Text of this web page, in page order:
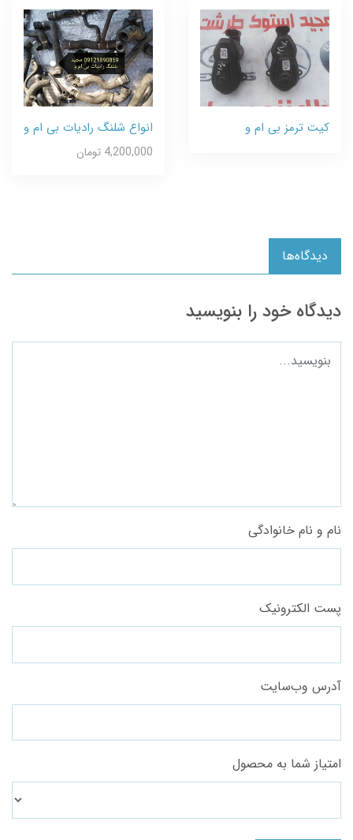
کیت ترمز بی ام و انواع شلنگ رادیات بی ام و
4,200,000 تومان
دیدگاه‌ها
دیدگاه خود را بنویسید
نام و نام خانوادگی
پست الکترونیک
آدرس وب‌سایت
امتیاز شما به محصول